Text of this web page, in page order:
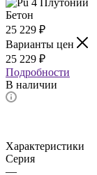
25 229 ₽
Варианты цен
25 229 ₽
Подробности
В наличии
Характеристики
Серия
—